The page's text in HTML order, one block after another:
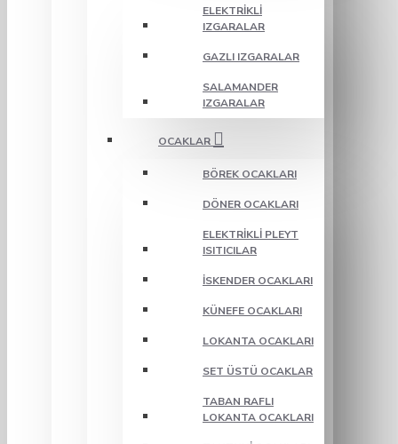
ELEKTRIKLI
IZGARALAR
GAZLI IZGARALAR
SALAMANDER
IZGARALAR
OCAKLAR
BÖREK OCAKLARI
DÖNER OCAKLARI
ELEKTRIKLI PLEYT
ISITICILAR
İSKENDER OCAKLARI
KÜNEFE OCAKLARI
LOKANTA OCAKLARI
SET ÜSTÜ OCAKLAR
TABAN RAFLI
LOKANTA OCAKLARI